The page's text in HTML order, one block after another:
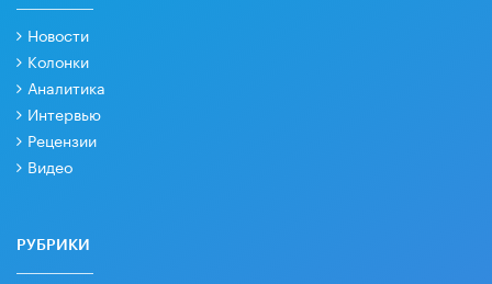
Новости
Колонки
Аналитика
Интервью
Рецензии
Видео
РУБРИКИ